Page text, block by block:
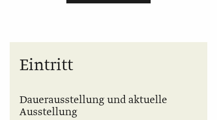
Eintritt
Dauerausstellung und aktuelle
Ausstellung